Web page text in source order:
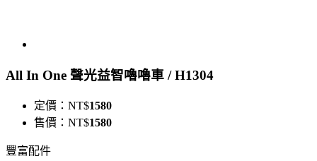
All In One 聲光益智嚕嚕車 / H1304
定價： NT$1580
售價： NT$1580
豐富配件